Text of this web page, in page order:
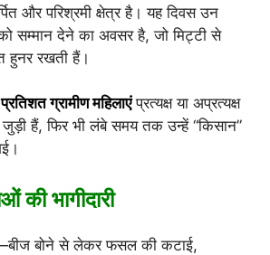
और परिश्रमी क्षेत्र है। यह दिवस उन
सम्मान देने का अवसर है, जो मिट्टी से
हुनर रखती हैं।
ग्रामीण महिलाएंप्रत्यक्ष या अप्रत्यक्ष
हैं, फिर भी लंबे समय तक उन्हें “किसान”
की भागीदारी
बोने से लेकर फसल की कटाई,